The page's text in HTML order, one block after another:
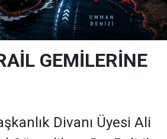
GEMİLERİNE
Divanı Üyesi Ali